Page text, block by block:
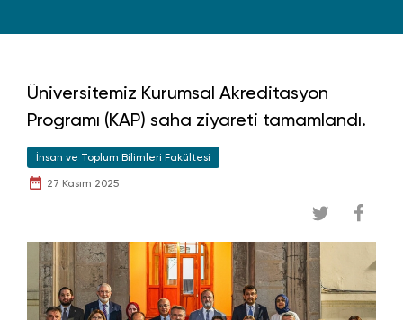
Üniversitemiz Kurumsal Akreditasyon
Programı (KAP) saha ziyareti tamamlandı.
İnsan ve Toplum Bilimleri Fakültesi
27 Kasım 2025